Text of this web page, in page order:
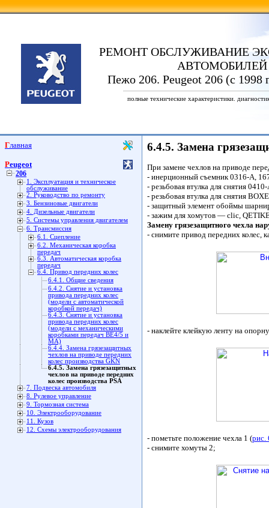
РЕМОНТ ОБСЛУЖИВАНИЕ
АВТОМОБИЛЕЙ
Пежо 206. Peugeot 206 (с 1998
полные технические характеристики.
Главная
Peugeot
206
1. Эксплуатация и техническое
обслуживание
2. Руководство по ремонту
3. Бензиновые двигатели
4. Дизельные двигатели
5. Системы управления двигателем
6. Трансмиссия
6.1. Сцепление
6.2. Механическая коробка
передач
6.3. Автоматическая коробка
передач
6.4. Привод передних колес
6.4.1. Общие сведения
6.4.2. Снятие и установка
привода передних колес
(модели с автоматической
коробкой передач)
6.4.3. Снятие и установка
привода передних колес
(модели с механическими
коробками передач ВЕ4/5 и
МА)
6.4.4. Замена грязезащитных
чехлов на приводе передних
колес производства GKN
6.4.5. Замена грязезащитных
чехлов на приводе передних
колес производства PSA
7. Подвеска автомобиля
8. Рулевое управление
9. Тормозная система
10. Электрооборудование
11. Кузов
12. Схемы электрооборудования
6.4.5. Замена
При замене чехлов на приводе
- инерционный съемник 0316-А,
- резьбовая втулка для снятия
- резьбовая втулка для снятия
- защитный элемент обоймы
- зажим для хомутов — clic,
Замену грязезащитного чехла
- снимите привод передних колес,
- наклейте клейкую ленту на
- пометьте положение чехла 1 (рис.
- снимите хомуты 2;